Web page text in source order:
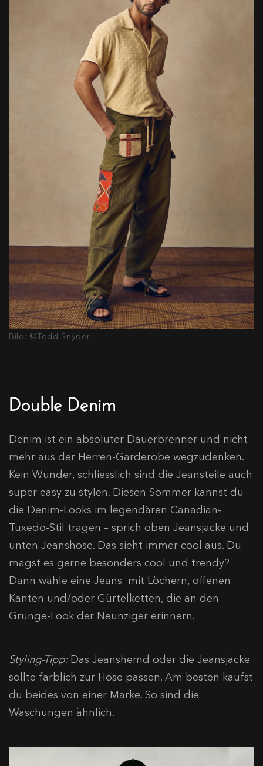
Bild: ©Todd Snyder
Double Denim
Denim ist ein absoluter Dauerbrenner und nicht
mehr aus der Herren-Garderobe wegzudenken.
Kein Wunder, schliesslich sind die Jeansteile auch
super easy zu stylen. Diesen Sommer kannst du
die Denim-Looks im legendären Canadian-
Tuxedo-Stil tragen – sprich oben Jeansjacke und
unten Jeanshose. Das sieht immer cool aus. Du
magst es gerne besonders cool und trendy?
Dann wähle eine Jeans mit Löchern, offenen
Kanten und/oder Gürtelketten, die an den
Grunge-Look der Neunziger erinnern.
Styling-Tipp:Das Jeanshemd oder die Jeansjacke
sollte farblich zur Hose passen. Am besten kaufst
du beides von einer Marke. So sind die
Waschungen ähnlich.